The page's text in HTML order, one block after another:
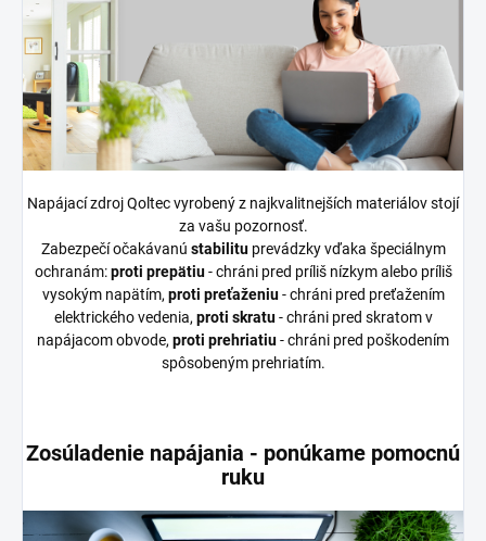
Napájací zdroj Qoltec vyrobený z najkvalitnejších materiálov stojí
za vašu pozornosť.
Zabezpečí očakávanú stabilituprevádzky vďaka špeciálnym
ochranám:proti prepätiu- chráni pred príliš nízkym alebo príliš
vysokým napätím, proti preťaženiu- chráni pred preťažením
elektrického vedenia, proti skratu- chráni pred skratom v
napájacom obvode, proti prehriatiu- chráni pred poškodením
spôsobeným prehriatím.
Zosúladenie napájania - ponúkame pomocnú
ruku